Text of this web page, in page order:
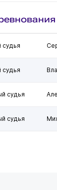
судья
судья
судья
судья